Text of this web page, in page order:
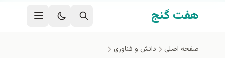
رفتن به محتوای اصلی
هفت گنج
صفحه اصلی
دانش و فناوری